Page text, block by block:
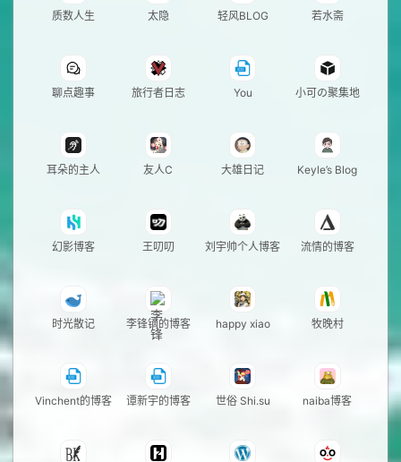
质数人生 太隐 轻风BLOG 若水斋
聊点趣事 旅行者日志 You 小可の聚集地
耳朵的主人 友人C 大雄日记 Keyle’s Blog
幻影博客 王叨叨 刘宇帅个人博客 流情的博客
时光散记 李锋镝的博客 happy xiao 牧晚村
Vinchent的博客 谭新宇的博客 世俗 Shi.su naiba博客